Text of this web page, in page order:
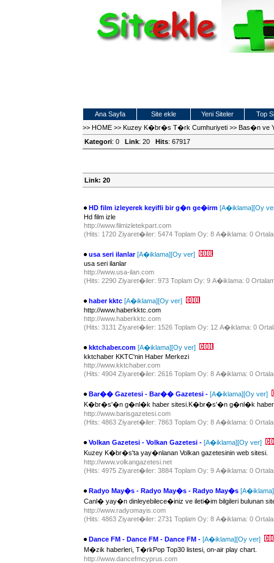
Ana Sayfa Site ekle Yeni Siteler
Top
>> HOME >> Kuzey K�br�s T�rk Cumhuriyeti >> Bas�n ve
Kategori: 0 Link: 20 Hits: 67917
Link: 20
HD film izleyerek keyifli bir g�n ge�irm [A�iklama][Oy
Hd film izle
http://www.filmizletekpart.com
(Hits: 1720 Ziyaret�iler: 5474 Toplam Oy: 8 A�iklama: 0
usa seri ilanlar [A�iklama][Oy ver]
usa seri ilanlar
http://www.usa-ilan.com
(Hits: 2290 Ziyaret�iler: 973 Toplam Oy: 9 A�iklama: 0
haber kktc [A�iklama][Oy ver]
http://www.haberkktc.com
http://www.haberkktc.com
(Hits: 3131 Ziyaret�iler: 1526 Toplam Oy: 12 A�iklama: 0
kktchaber.com [A�iklama][Oy ver]
kktchaber KKTC'nin Haber Merkezi
http://www.kktchaber.com
(Hits: 4904 Ziyaret�iler: 2616 Toplam Oy: 8 A�iklama: 0
Bar�� Gazetesi - Bar�� Gazetesi - [A�iklama][Oy ver]
K�br�s'�n g�nl�k haber sitesi.K�br�s'�n g�nl�k haber
http://www.barisgazetesi.com
(Hits: 4863 Ziyaret�iler: 7863 Toplam Oy: 8 A�iklama: 0
Volkan Gazetesi - Volkan Gazetesi - [A�iklama][Oy ver]
Kuzey K�br�s'ta yay�nlanan Volkan gazetesinin web sitesi.
http://www.volkangazetesi.net
(Hits: 4975 Ziyaret�iler: 3884 Toplam Oy: 9 A�iklama: 0
Radyo May�s - Radyo May�s - Radyo May�s [A�iklama]
Canl� yay�n dinleyebilece�iniz ve ileti�im bilgileri bulunan
http://www.radyomayis.com
(Hits: 4863 Ziyaret�iler: 2731 Toplam Oy: 8 A�iklama: 0
Dance FM - Dance FM - Dance FM - [A�iklama][Oy ver]
M�zik haberleri, T�rkPop Top30 listesi, on-air play chart.
http://www.dancefmcyprus.com